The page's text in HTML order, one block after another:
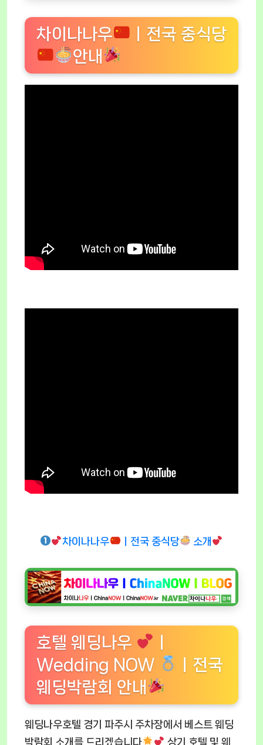
차이나나우
ㅣ전국 중식당
안내
차이나나우 ㅣ전국 중식당 소개
호텔 웨딩나우
Wedding NOW
ㅣ전국
웨딩박람회 안내
웨딩나우호텔 경기 파주시 주차장에서 베스트 웨딩
박람회 소개를 드리겠습니다
상기 호텔 및 웨